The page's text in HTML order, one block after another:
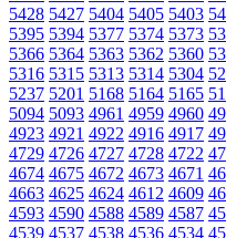
5428 5427 5404 5405 5403
5395 5394 5377 5374 5373
5366 5364 5363 5362 5360
5316 5315 5313 5314 5304
5237 5201 5168 5164 5165
5094 5093 4961 4959 4960
4923 4921 4922 4916 4917
4729 4726 4727 4728 4722
4674 4675 4672 4673 4671
4663 4625 4624 4612 4609
4593 4590 4588 4589 4587
4539 4537 4538 4536 4534